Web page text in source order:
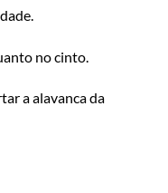
no cinto.
a alavanca da